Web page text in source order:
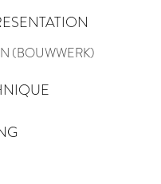
(BOUWWERK)